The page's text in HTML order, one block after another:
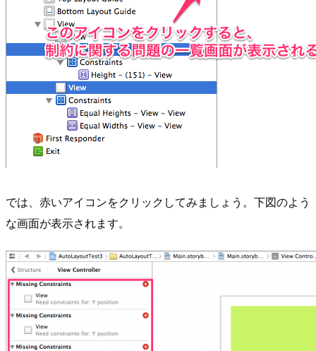
では、赤いアイコンをクリックしてみましょう。下図のよう
な画面が表示されます。